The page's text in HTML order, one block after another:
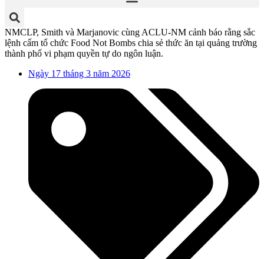
NMCLP, Smith và Marjanovic cùng ACLU-NM cảnh báo rằng sắc
lệnh cấm tổ chức Food Not Bombs chia sẻ thức ăn tại quảng trường
thành phố vi phạm quyền tự do ngôn luận.
Ngày 17 tháng 3 năm 2026